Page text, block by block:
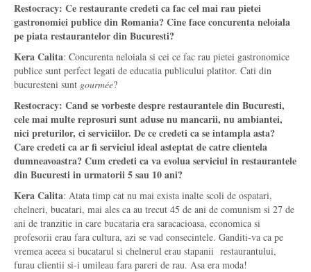
Restocracy: Ce restaurante credeti ca fac cel mai rau pietei
gastronomiei publice din Romania? Cine face concurenta neloiala
pe piata restaurantelor din Bucuresti?
Kera Calita: Concurenta neloiala si cei ce fac rau pietei gastronomice
publice sunt perfect legati de educatia publicului platitor. Cati din
bucuresteni sunt gourmée?
Restocracy: Cand se vorbeste despre restaurantele din Bucuresti,
cele mai multe reprosuri sunt aduse nu mancarii, nu ambiantei,
nici preturilor, ci serviciilor. De ce credeti ca se intampla asta?
Care credeti ca ar fi serviciul ideal asteptat de catre clientela
dumneavoastra? Cum credeti ca va evolua serviciul in restaurantele
din Bucuresti in urmatorii 5 sau 10 ani?
Kera Calita: Atata timp cat nu mai exista inalte scoli de ospatari,
chelneri, bucatari, mai ales ca au trecut 45 de ani de comunism si 27 de
ani de tranzitie in care bucataria era saracacioasa, economica si
profesorii erau fara cultura, azi se vad consecintele. Ganditi-va ca pe
vremea aceea si bucatarul si chelnerul erau stapanii restaurantului,
furau clientii si-i umileau fara pareri de rau. Asa era moda!